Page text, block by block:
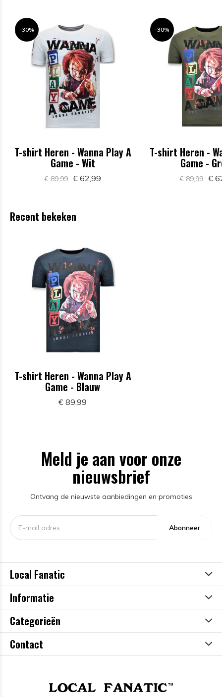
-30%
T-shirt Heren - Wanna Play A
Game - Wit
€ 89,99 € 62,99
-30%
T-shirt Heren -
Game -
€ 89,99 €
Recent bekeken
T-shirt Heren - Wanna Play A
Game - Blauw
€ 89,99
Meld je aan voor onze
nieuwsbrief
Ontvang de nieuwste aanbiedingen en promoties
Abonneer
Local Fanatic
Informatie
Categorieën
Contact